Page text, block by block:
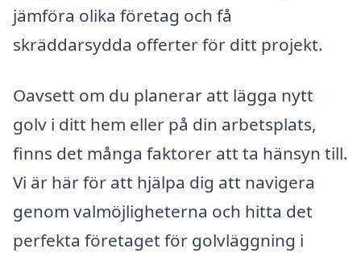
jämföra olika företag och få
skräddarsydda offerter för ditt projekt.
Oavsett om du planerar att lägga nytt
golv i ditt hem eller på din arbetsplats,
finns det många faktorer att ta hänsyn till.
Vi är här för att hjälpa dig att navigera
genom valmöjligheterna och hitta det
perfekta företaget för golvläggning i